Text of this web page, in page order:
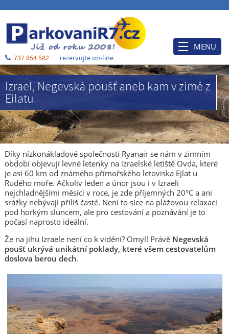
Izrael, Negevská poušť aneb kam v zimě z
Eilatu
Díky nízkonákladové společnosti Ryanair se nám v zimním
období objevují levné letenky na izraelské letiště Ovda, které
je asi 60 km od známého přímořského letoviska Ejlat u
Rudého moře. Ačkoliv leden a únor jsou i v Izraeli
nejchladnějšími měsíci v roce, je zde příjemných 20°C a ani
srážky nebývají příliš časté. Není to sice na plážovou relaxaci
pod horkým sluncem, ale pro cestování a poznávání je to
počasí naprosto ideální.
Že na jihu Izraele není co k vidění? Omyl! Právě Negevská
poušť ukrývá unikátní poklady, které všem cestovatelům
doslova berou dech.
737 854 582 rezervujte on-line
MENU
Úvod
Ceník
Rezervace
Po příjezdu
Ubytování
O nás
Blog
Kontakt a mapa